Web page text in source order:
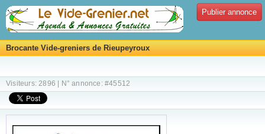
Publier annonce
Brocante Vide-greniers de Rieupeyroux
Visiteurs: 2896 | N° annonce: #45512